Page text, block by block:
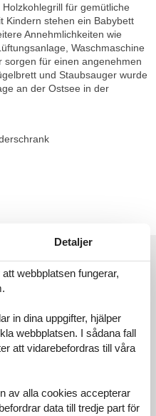
für gemütliche
Kindern stehen ein Babybett
Annehmlichkeiten wie
Waschmaschine
sorgen für einen angenehmen
und Staubsauger wurde
an der Ostsee in der
Externa recensioner
april 2026
Detaljer
webbplatsen fungerar,
in dina uppgifter, hjälper
webbplatsen. I sådana fall
att vidarebefordras till våra
av alla cookies accepterar
data till tredje part för